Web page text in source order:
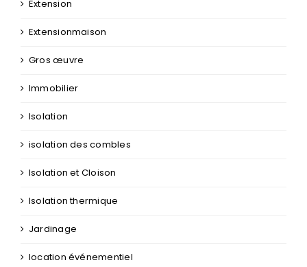
Extension
Extensionmaison
Gros œuvre
Immobilier
Isolation
isolation des combles
Isolation et Cloison
Isolation thermique
Jardinage
location événementiel